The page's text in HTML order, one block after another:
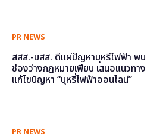
PR NEWS
สสส.-มสส. ตีแผ่ปัญหาบุหรี่ไฟฟ้า พบ
ช่องว่างกฎหมายเพียบ เสนอแนวทาง
แก้ไขปัญหา “บุหรี่ไฟฟ้าออนไลน์”
PR NEWS